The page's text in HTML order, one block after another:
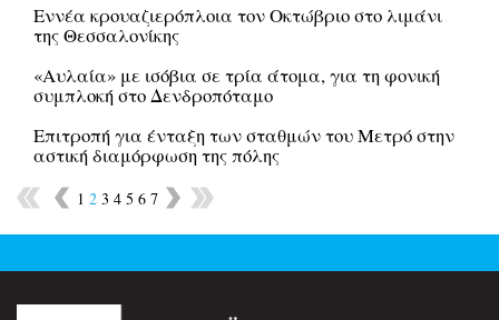
Εννέα κρουαζιερόπλοια τον Οκτώβριο στο λιμάνι
της Θεσσαλονίκης
«Αυλαία» με ισόβια σε τρία άτομα, για τη φονική
συμπλοκή στο Δενδροπόταμο
Επιτροπή για ένταξη των σταθμών του Μετρό στην
αστική διαμόρφωση της πόλης
1 2 3 4 5 6 7